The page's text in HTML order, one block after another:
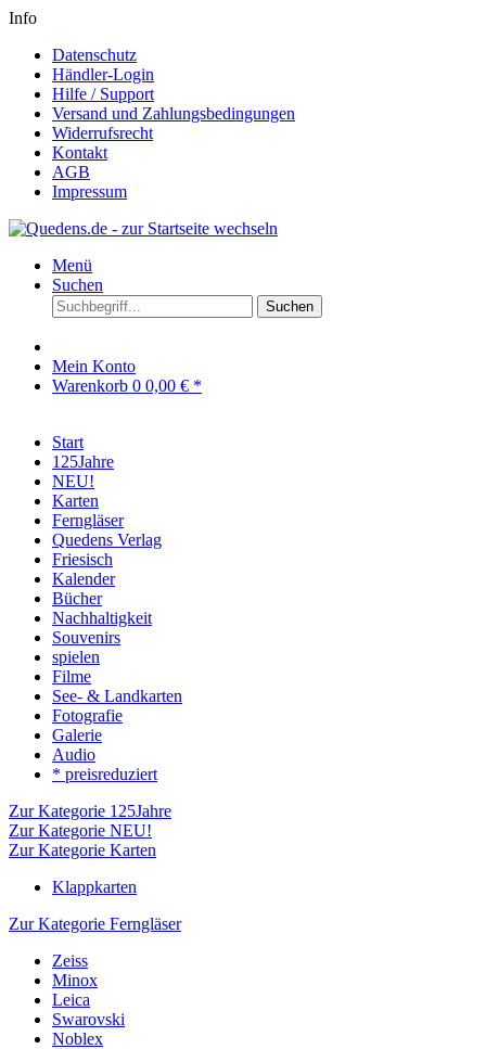
Info
Datenschutz
Händler-Login
Hilfe / Support
Versand und Zahlungsbedingungen
Widerrufsrecht
Kontakt
AGB
Impressum
Menü
Suchen
Suchen
Mein Konto
Warenkorb 0 0,00 € *
Start
125Jahre
NEU!
Karten
Ferngläser
Quedens Verlag
Friesisch
Kalender
Bücher
Nachhaltigkeit
Souvenirs
spielen
Filme
See- & Landkarten
Fotografie
Galerie
Audio
* preisreduziert
Zur Kategorie 125Jahre
Zur Kategorie NEU!
Zur Kategorie Karten
Klappkarten
Zur Kategorie Ferngläser
Zeiss
Minox
Leica
Swarovski
Noblex